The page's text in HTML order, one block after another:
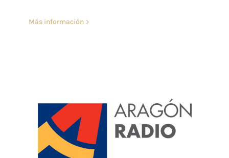
Más información